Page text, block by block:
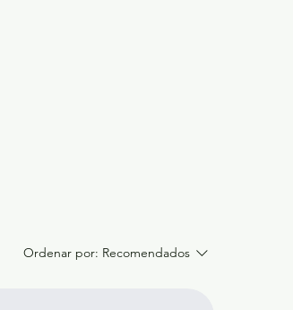
Ordenar por: Recomendados